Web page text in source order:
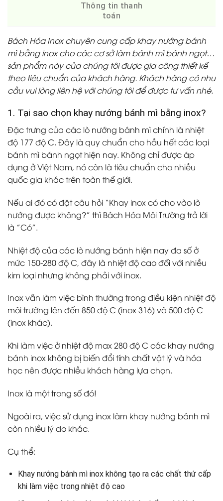
Thông tin thanh
toán
Bách Hóa Inox chuyên cung cấp khay nướng bánh
mì bằng inox cho các cơ sở làm bánh mì bánh ngọt…
sản phẩm này của chúng tôi được gia công thiết kế
theo tiêu chuẩn của khách hàng. Khách hàng có nhu
cầu vui lòng liên hệ với chúng tôi để được tư vấn nhé.
1. Tại sao chọn khay nướng bánh mì bằng inox?
Đặc trưng của các lò nướng bánh mì chính là nhiệt
độ 177 độ C. Đây là quy chuẩn cho hầu hết các loại
bánh mì bánh ngọt hiện nay. Không chỉ được áp
dụng ở Việt Nam, nó còn là tiêu chuẩn cho nhiều
quốc gia khác trên toàn thế giới.
Nếu ai đó có đặt câu hỏi “Khay inox có cho vào lò
nướng được không?” thì Bách Hóa Môi Trường trả lời
là ”Có”.
Nhiệt độ của các lò nướng bánh hiện nay đa số ở
mức 150-280 độ C, đây là nhiệt độ cao đối với nhiều
kim loại nhưng không phải với inox.
Inox vẫn làm việc bình thường trong điều kiện nhiệt độ
môi trường lên đến 850 độ C (inox 316) và 500 độ C
(inox khác).
Khi làm việc ở nhiệt độ max 280 độ C các khay nướng
bánh inox không bị biến đổi tính chất vật lý và hóa
học nên được nhiều khách hàng lựa chọn.
Inox là một trong số đó!
Ngoài ra, việc sử dụng inox làm khay nướng bánh mì
còn nhiều lý do khác.
Cụ thể:
Khay nướng bánh mì inox không tạo ra các chất thứ cấp
khi làm việc trong nhiệt độ cao